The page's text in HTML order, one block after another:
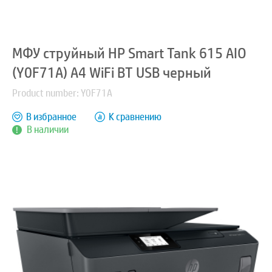
МФУ струйный HP Smart Tank 615 AIO
(Y0F71A) A4 WiFi BT USB черный
Product number: Y0F71A
В наличии
В избранное К сравнению